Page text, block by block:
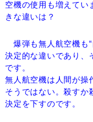
空機の使用も増えてい
きな違いは？
爆弾も無人航空機も“
決定的な違いであり、
です。
無人航空機は人間が操
そうではない。殺すか
決定を下すのです。